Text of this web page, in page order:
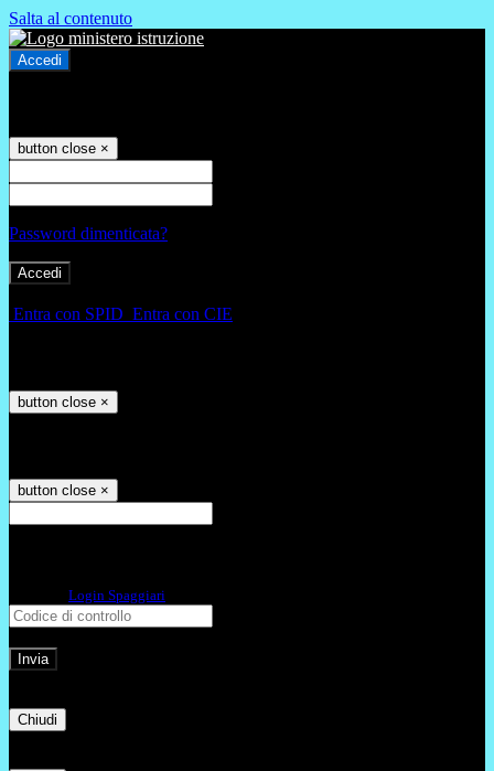
Salta al contenuto
Accedi
button close ×
Password dimenticata?
Entra con SPID Entra con CIE
button close ×
button close ×
Login Spaggiari
Chiudi